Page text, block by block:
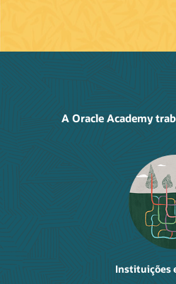
A Oracle Academy
Instituições